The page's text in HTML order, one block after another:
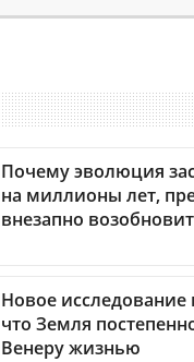
Почему эволюция
на миллионы лет,
внезапно
Новое исследование
что Земля
Венеру жизнью